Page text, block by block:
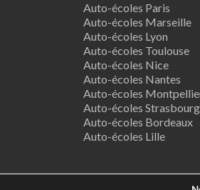
Auto-écoles Paris
Auto-écoles Marseille
Auto-écoles Lyon
Auto-écoles Toulouse
Auto-écoles Nice
Auto-écoles Nantes
Auto-écoles
Auto-écoles Strasbourg
Auto-écoles Bordeaux
Auto-écoles Lille